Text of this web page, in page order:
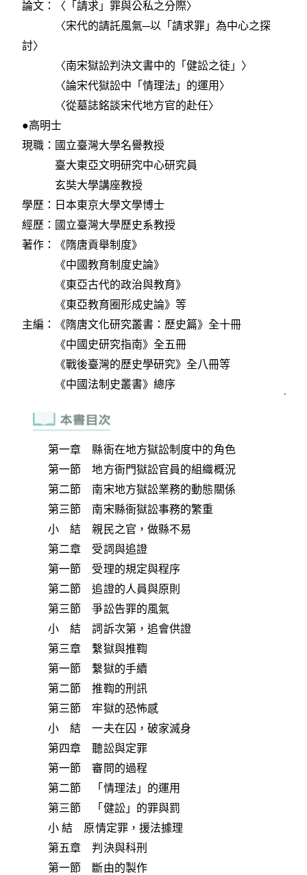
第一章 縣衙在地方獄訟制度中的角色
第一節 地方衙門獄訟官員的組織概況
第二節 南宋地方獄訟業務的動態關係
第三節 南宋縣衙獄訟事務的繁重
小 結 親民之官，做縣不易
第二章 受詞與追證
第一節 受理的規定與程序
第二節 追證的人員與原則
第三節 爭訟告罪的風氣
小 結 詞訴次第，追會供證
第三章 繫獄與推鞫
第一節 繫獄的手續
第二節 推鞫的刑訊
第三節 牢獄的恐怖感
小 結 一夫在囚，破家滅身
第四章 聽訟與定罪
第一節 審問的過程
第二節 「情理法」的運用
第三節 「健訟」的罪與罰
小 結 原情定罪，援法據理
第五章 判決與科刑
第一節 斷由的製作